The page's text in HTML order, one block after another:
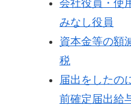
会社役員・使
みなし役員
資本金等の額
税
届出をしたの
前確定届出給